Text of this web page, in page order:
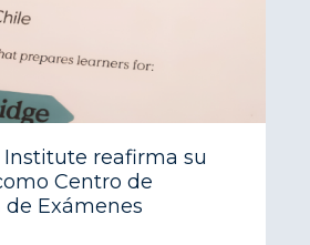
reafirma su
Centro de
Exámenes